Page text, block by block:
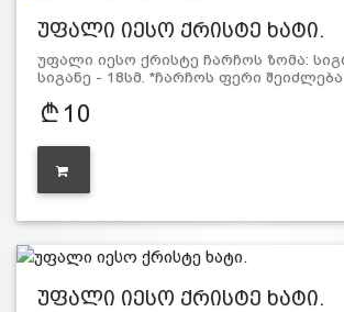
უფალი იესო ქრისტე ხატი.
უფალი იესო ქრისტე ჩარჩოს ზომა:
სიგანე - 18სმ. *ჩარჩოს ფერი შეიძლება
10
უფალი იესო ქრისტე ხატი.